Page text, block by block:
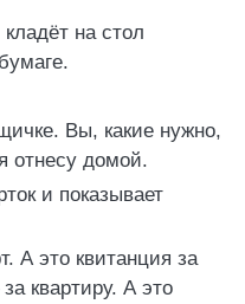
на стол
Вы, какие нужно,
отнесу домой.
и показывает
А это квитанция за
квартиру. А это